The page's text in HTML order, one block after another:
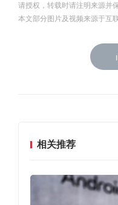
请授权，转载时请注明来源并
本文部分图片及视频来源于互
相关推荐